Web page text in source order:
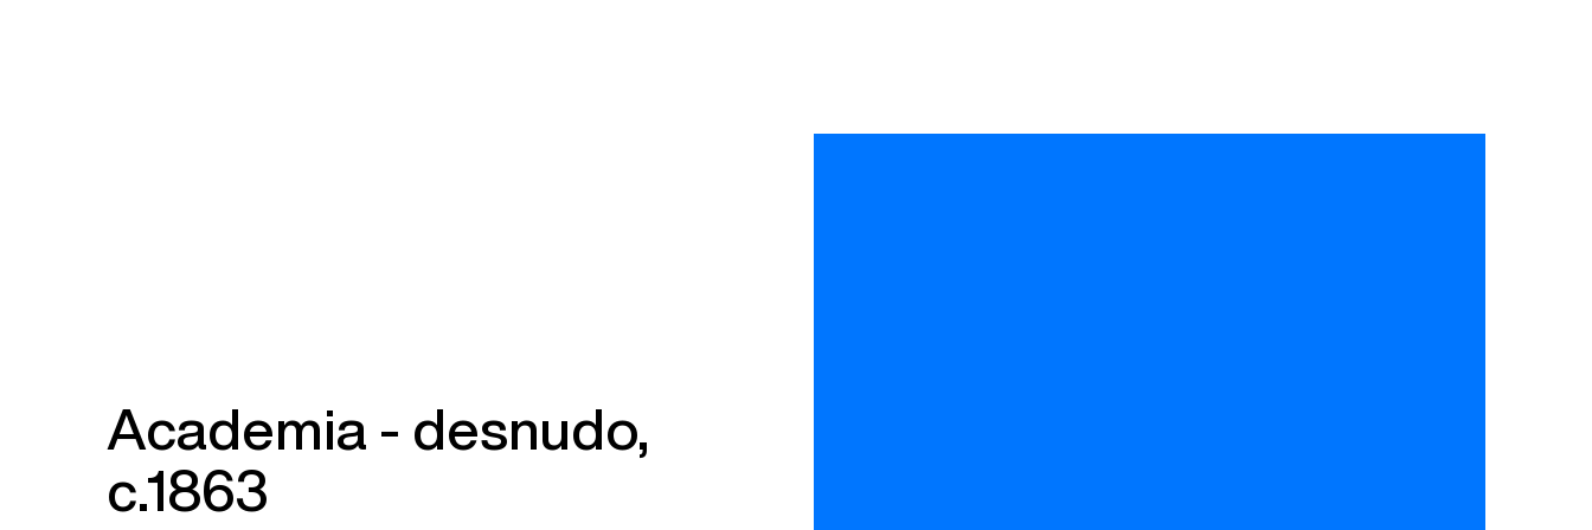
Academia - desnudo,
c.1863